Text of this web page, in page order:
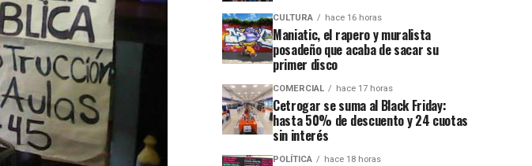
CULTURA hace 16 horas
Maniatic, el rapero y muralista
posadeño que acaba de sacar su
primer disco
COMERCIAL hace 17 horas
Cetrogar se suma al Black Friday:
hasta 50% de descuento y 24 cuotas
sin interés
POLÍTICA hace 18 horas